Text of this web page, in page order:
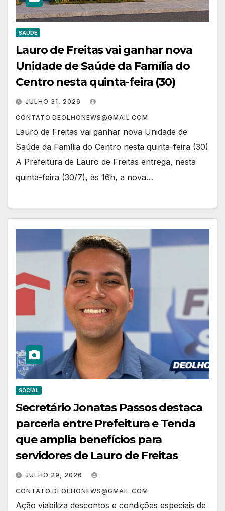
SAÚDE
Lauro de Freitas vai ganhar nova
Unidade de Saúde da Família do
Centro nesta quinta-feira (30)
JULHO 31, 2026
CONTATO.DEOLHONEWS@GMAIL.COM
Lauro de Freitas vai ganhar nova Unidade de
Saúde da Família do Centro nesta quinta-feira (30)
A Prefeitura de Lauro de Freitas entrega, nesta
quinta-feira (30/7), às 16h, a nova…
SOCIAL
Secretário Jonatas Passos destaca
parceria entre Prefeitura e Tenda
que amplia benefícios para
servidores de Lauro de Freitas
JULHO 29, 2026
CONTATO.DEOLHONEWS@GMAIL.COM
Ação viabiliza descontos e condições especiais de